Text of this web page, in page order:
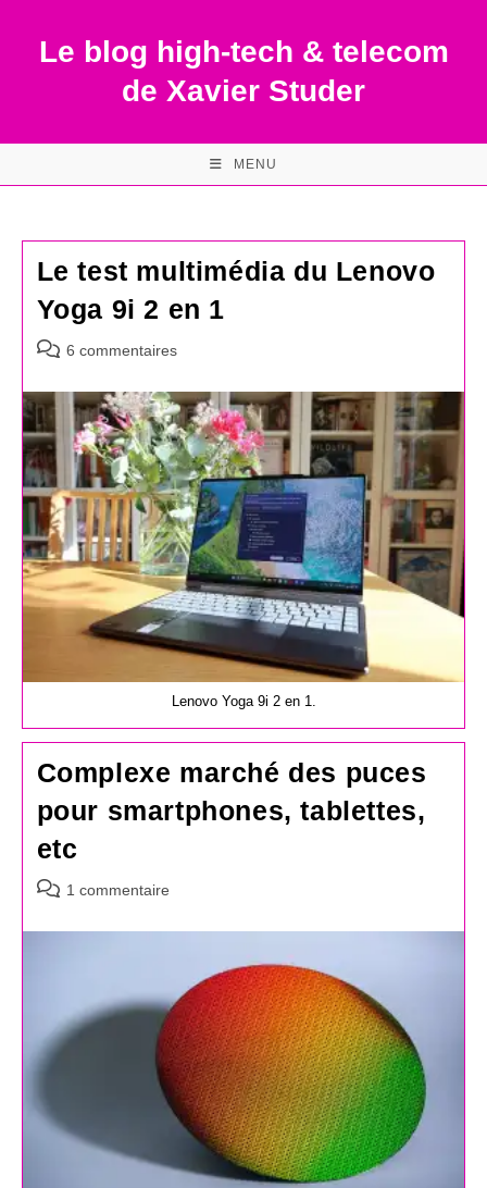
contentLe blog high-tech & telecom
de Xavier Studer
MENU
Le test multimédia du Lenovo
Yoga 9i 2 en 1
Commentaires
la
publication :
6 commentaires
Lenovo Yoga 9i 2 en 1.
Complexe marché des puces
pour smartphones, tablettes,
etc
Commentaires
la
1 commentaire